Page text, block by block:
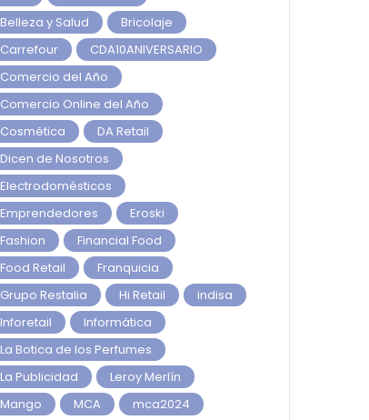
Belleza y Salud
Bricolaje
Carrefour
CDA10ANIVERSARIO
Comercio del Año
Comercio Online del Año
Cosmética
DA Retail
Dicen de Nosotros
Electrodomésticos
Emprendedores
Eroski
Fashion
Financial Food
Food Retail
Franquicia
Grupo Restalia
Hi Retail
indisa
Inforetail
Informática
La Botica de los Perfumes
La Publicidad
Leroy Merlín
Mango
MCA
mca2024